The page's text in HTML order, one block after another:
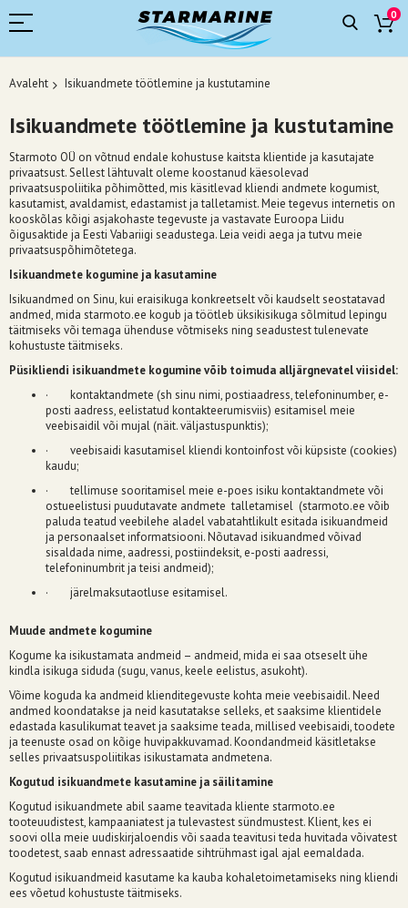
0
Avaleht Isikuandmete töötlemine ja kustutamine
Isikuandmete töötlemine ja kustutamine
Starmoto OÜ on võtnud endale kohustuse kaitsta klientide ja kasutajate
privaatsust. Sellest lähtuvalt oleme koostanud käesolevad
privaatsuspoliitika põhimõtted, mis käsitlevad kliendi andmete kogumist,
kasutamist, avaldamist, edastamist ja talletamist. Meie tegevus internetis on
kooskõlas kõigi asjakohaste tegevuste ja vastavate Euroopa Liidu
õigusaktide ja Eesti Vabariigi seadustega. Leia veidi aega ja tutvu meie
privaatsuspõhimõtetega.
Isikuandmete kogumine ja kasutamine
Isikuandmed on Sinu, kui eraisikuga konkreetselt või kaudselt seostatavad
andmed, mida starmoto.ee kogub ja töötleb üksikisikuga sõlmitud lepingu
täitmiseks või temaga ühenduse võtmiseks ning seadustest tulenevate
kohustuste täitmiseks.
Püsikliendi isikuandmete kogumine võib toimuda alljärgnevatel viisidel:
· kontaktandmete (sh sinu nimi, postiaadress, telefoninumber, e-
posti aadress, eelistatud kontakteerumisviis) esitamisel meie
veebisaidil või mujal (näit. väljastuspunktis);
· veebisaidi kasutamisel kliendi kontoinfost või küpsiste (cookies)
kaudu;
· tellimuse sooritamisel meie e-poes isiku kontaktandmete või
ostueelistusi puudutavate andmete talletamisel (starmoto.ee võib
paluda teatud veebilehe aladel vabatahtlikult esitada isikuandmeid
ja personaalset informatsiooni. Nõutavad isikuandmed võivad
sisaldada nime, aadressi, postiindeksit, e-posti aadressi,
telefoninumbrit ja teisi andmeid);
· järelmaksutaotluse esitamisel.
Muude andmete kogumine
Kogume ka isikustamata andmeid – andmeid, mida ei saa otseselt ühe
kindla isikuga siduda (sugu, vanus, keele eelistus, asukoht).
Võime koguda ka andmeid klienditegevuste kohta meie veebisaidil. Need
andmed koondatakse ja neid kasutatakse selleks, et saaksime klientidele
edastada kasulikumat teavet ja saaksime teada, millised veebisaidi, toodete
ja teenuste osad on kõige huvipakkuvamad. Koondandmeid käsitletakse
selles privaatsuspoliitikas isikustamata andmetena.
Kogutud isikuandmete kasutamine ja säilitamine
Kogutud isikuandmete abil saame teavitada kliente starmoto.ee
tooteuudistest, kampaaniatest ja tulevastest sündmustest. Klient, kes ei
soovi olla meie uudiskirjaloendis või saada teavitusi teda huvitada võivatest
toodetest, saab ennast adressaatide sihtrühmast igal ajal eemaldada.
Kogutud isikuandmeid kasutame ka kauba kohaletoimetamiseks ning kliendi
ees võetud kohustuste täitmiseks.